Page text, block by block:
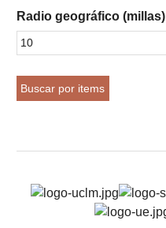
Radio geográfico (millas)